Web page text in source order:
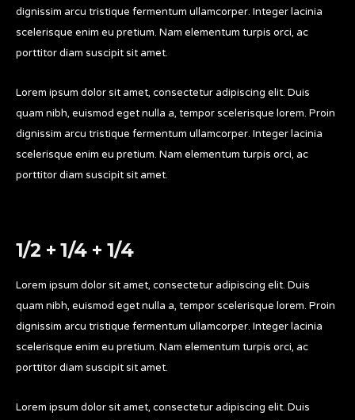
dignissim arcu tristique fermentum ullamcorper. Integer lacinia
scelerisque enim eu pretium. Nam elementum turpis orci, ac
porttitor diam suscipit sit amet.
Lorem ipsum dolor sit amet, consectetur adipiscing elit. Duis
quam nibh, euismod eget nulla a, tempor scelerisque lorem. Proin
dignissim arcu tristique fermentum ullamcorper. Integer lacinia
scelerisque enim eu pretium. Nam elementum turpis orci, ac
porttitor diam suscipit sit amet.
1/2 + 1/4 + 1/4
Lorem ipsum dolor sit amet, consectetur adipiscing elit. Duis
quam nibh, euismod eget nulla a, tempor scelerisque lorem. Proin
dignissim arcu tristique fermentum ullamcorper. Integer lacinia
scelerisque enim eu pretium. Nam elementum turpis orci, ac
porttitor diam suscipit sit amet.
Lorem ipsum dolor sit amet, consectetur adipiscing elit. Duis